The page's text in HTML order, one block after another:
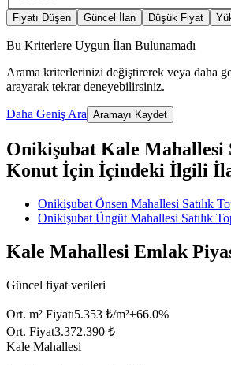
Fiyatı Düşen Güncel İlan Düşük Fiyat
Bu Kriterlere Uygun İlan Bulunamadı
Arama kriterlerinizi değiştirerek veya daha
arayarak tekrar deneyebilirsiniz.
Daha Geniş Ara Aramayı Kaydet
Onikişubat Kale Mahallesi
Konut İçin İçindeki İlgili
Onikişubat Önsen Mahallesi Satılık
Onikişubat Üngüt Mahallesi Satılık
Kale Mahallesi Emlak
Güncel fiyat verileri
Ort. m² Fiyatı5.353 ₺/m²+66.0%
Ort. Fiyat3.372.390 ₺
Kale Mahallesi